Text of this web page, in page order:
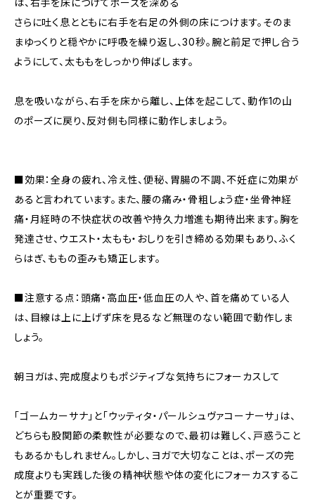
は、右手を床につけてポーズを深める
さらに吐く息とともに右手を右足の外側の床につけます。そのま
まゆっくりと穏やかに呼吸を繰り返し、30秒。腕と前足で押し合う
ようにして、太ももをしっかり伸ばします。
息を吸いながら、右手を床から離し、上体を起こして、動作1の山
のポーズに戻り、反対側も同様に動作しましょう。
■効果：全身の疲れ、冷え性、便秘、胃腸の不調、不妊症に効果が
あると言われています。また、腰の痛み・骨粗しょう症・坐骨神経
痛・月経時の不快症状の改善や持久力増進も期待出来ます。胸を
発達させ、ウエスト・太もも・おしりを引き締める効果もあり、ふく
らはぎ、ももの歪みも矯正します。
■注意する点：頭痛・高血圧・低血圧の人や、首を痛めている人
は、目線は上に上げず床を見るなど無理のない範囲で動作しま
しょう。
朝ヨガは、完成度よりもポジティブな気持ちにフォーカスして
「ゴームカーサナ」と「ウッティタ・パールシュヴァコーナーサ」は、
どちらも股関節の柔軟性が必要なので、最初は難しく、戸惑うこと
もあるかもしれません。しかし、ヨガで大切なことは、ポーズの完
成度よりも実践した後の精神状態や体の変化にフォーカスするこ
とが重要です。